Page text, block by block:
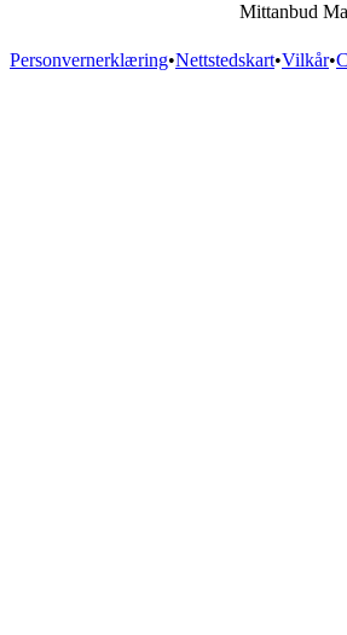
Mittanbud
Personvernerklæring•Nettstedskart•Vilkår•